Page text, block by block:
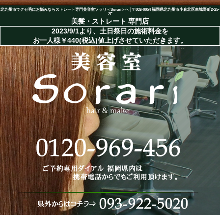
北九州市でクセ毛にお悩みならストレート専門美容室ソラリ＜Sorari＞へ│〒802-0054 福岡県北九州市小倉北区東城野町2-25-
2F
美髪・ストレート 専門店
2023/9/1より、土日祭日の施術料金を
お一人様￥440(税込)値上げさせていただきます。